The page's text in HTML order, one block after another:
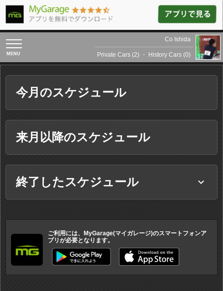
toggle
navigation
Co Ishida
Private Cars (2) ・ History Cars (0)
今月のスケジュール
来月以降のスケジュール
終了したスケジュール keyboard_arrow_down
ご利用には、MyGarage(マイガレージ)のスマートフォンア
プリが必要となります。